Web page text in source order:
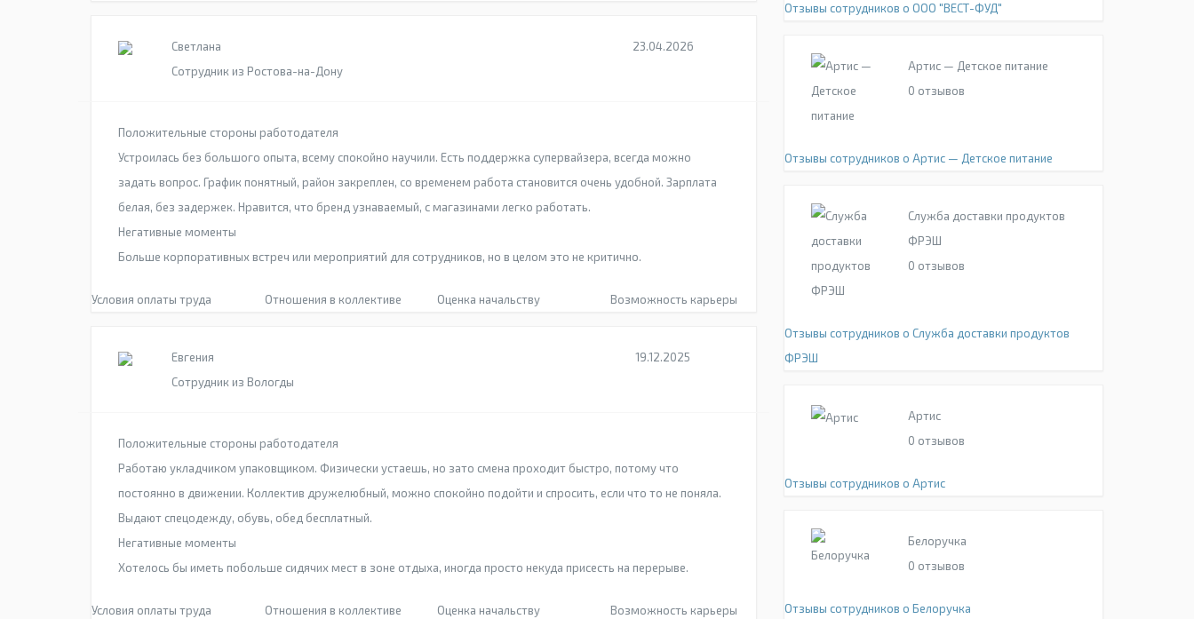
Светлана
Сотрудник из Ростова-на-Дону
23.04.2026
Положительные стороны работодателя
Устроилась без большого опыта, всему спокойно научили. Есть поддержка супервайзера, всегда можно
задать вопрос. График понятный, район закреплен, со временем работа становится очень удобной. Зарплата
белая, без задержек. Нравится, что бренд узнаваемый, с магазинами легко работать.
Негативные моменты
Больше корпоративных встреч или мероприятий для сотрудников, но в целом это не критично.
Условия оплаты труда Отношения в коллективе Оценка начальству Возможность карьеры
Евгения
Сотрудник из Вологды
19.12.2025
Положительные стороны работодателя
Работаю укладчиком упаковщиком. Физически устаешь, но зато смена проходит быстро, потому что
постоянно в движении. Коллектив дружелюбный, можно спокойно подойти и спросить, если что то не поняла.
Выдают спецодежду, обувь, обед бесплатный.
Негативные моменты
Хотелось бы иметь побольше сидячих мест в зоне отдыха, иногда просто некуда присесть на перерыве.
Условия оплаты труда Отношения в коллективе Оценка начальству Возможность карьеры
Отзывы сотрудников о ООО "ВЕСТ-ФУД"
Артис — Детское питание
0 отзывов
Отзывы сотрудников о Артис — Детское питание
Служба доставки продуктов
ФРЭШ
0 отзывов
Отзывы сотрудников о Служба доставки продуктов
ФРЭШ
Артис
0 отзывов
Отзывы сотрудников о Артис
Белоручка
0 отзывов
Отзывы сотрудников о Белоручка